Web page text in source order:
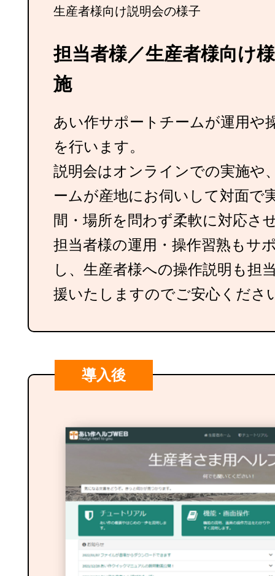
生産者様向け説明会の様子
担当者様／生産者様向け
施
あい作サポートチームが運用や
を行います。
説明会はオンラインでの実施や
ームが産地にお伺いして対面で
間・場所を問わず柔軟に対応さ
担当者様の運用・操作習熟もサ
し、生産者様への操作説明も担
援いたしますのでご安心くださ
導入後